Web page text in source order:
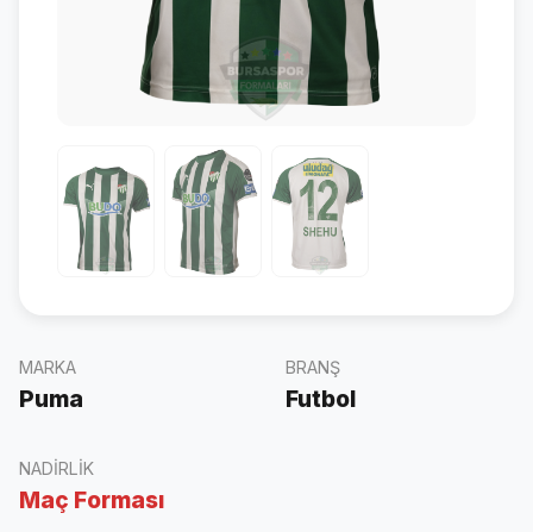
MARKA
Puma
BRANŞ
Futbol
NADIRLIK
Maç Forması